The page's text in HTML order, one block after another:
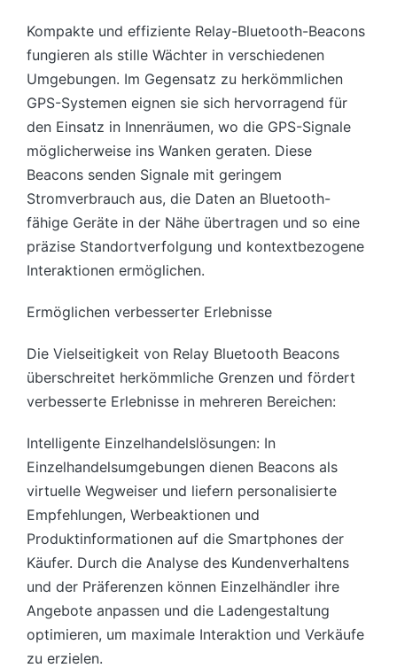
Kompakte und effiziente Relay-Bluetooth-Beacons
fungieren als stille Wächter in verschiedenen
Umgebungen. Im Gegensatz zu herkömmlichen
GPS-Systemen eignen sie sich hervorragend für
den Einsatz in Innenräumen, wo die GPS-Signale
möglicherweise ins Wanken geraten. Diese
Beacons senden Signale mit geringem
Stromverbrauch aus, die Daten an Bluetooth-
fähige Geräte in der Nähe übertragen und so eine
präzise Standortverfolgung und kontextbezogene
Interaktionen ermöglichen.
Ermöglichen verbesserter Erlebnisse
Die Vielseitigkeit von Relay Bluetooth Beacons
überschreitet herkömmliche Grenzen und fördert
verbesserte Erlebnisse in mehreren Bereichen:
Intelligente Einzelhandelslösungen: In
Einzelhandelsumgebungen dienen Beacons als
virtuelle Wegweiser und liefern personalisierte
Empfehlungen, Werbeaktionen und
Produktinformationen auf die Smartphones der
Käufer. Durch die Analyse des Kundenverhaltens
und der Präferenzen können Einzelhändler ihre
Angebote anpassen und die Ladengestaltung
optimieren, um maximale Interaktion und Verkäufe
zu erzielen.